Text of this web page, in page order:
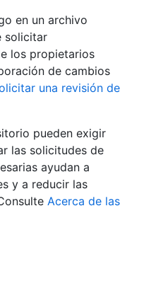
en un archivo
solicitar
los propietarios
de cambios
una revisión de
pueden exigir
las solicitudes de
ayudan a
y a reducir las
Acerca de las